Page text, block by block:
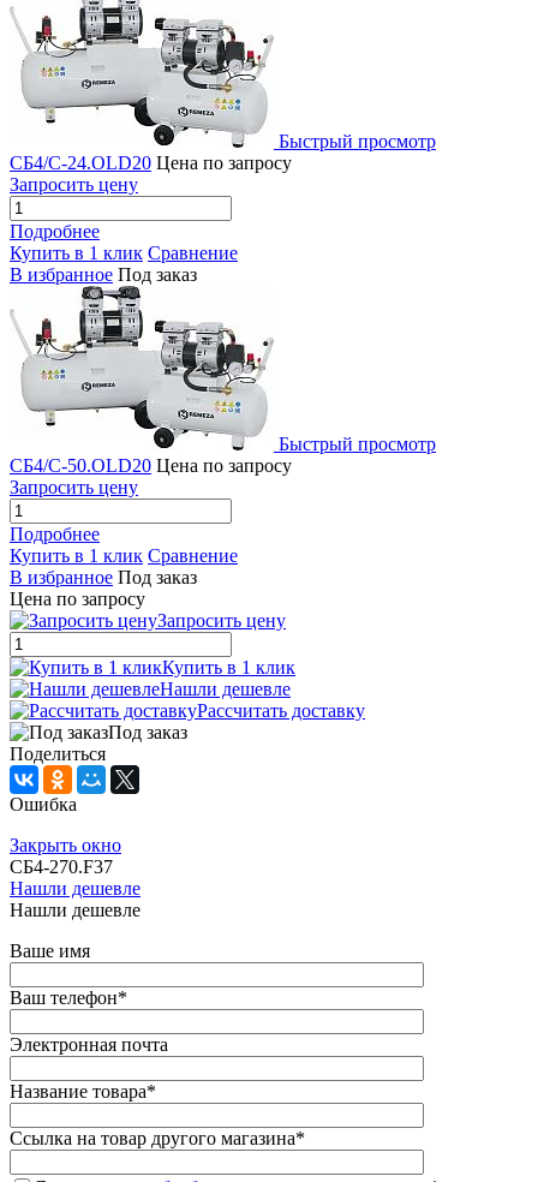
Быстрый просмотр
СБ4/C-24.OLD20 Цена по запросу
Запросить цену
Подробнее
Купить в 1 клик Сравнение
В избранное Под заказ
Быстрый просмотр
СБ4/C-50.OLD20 Цена по запросу
Запросить цену
Подробнее
Купить в 1 клик Сравнение
В избранное Под заказ
Цена по запросу
Запросить цену
Купить в 1 клик
Нашли дешевле
Рассчитать доставку
Под заказ
Поделиться
Ошибка
Закрыть окно
СБ4-270.F37
Нашли дешевле
Нашли дешевле
Ваше имя
Ваш телефон*
Электронная почта
Название товара*
Ссылка на товар другого магазина*